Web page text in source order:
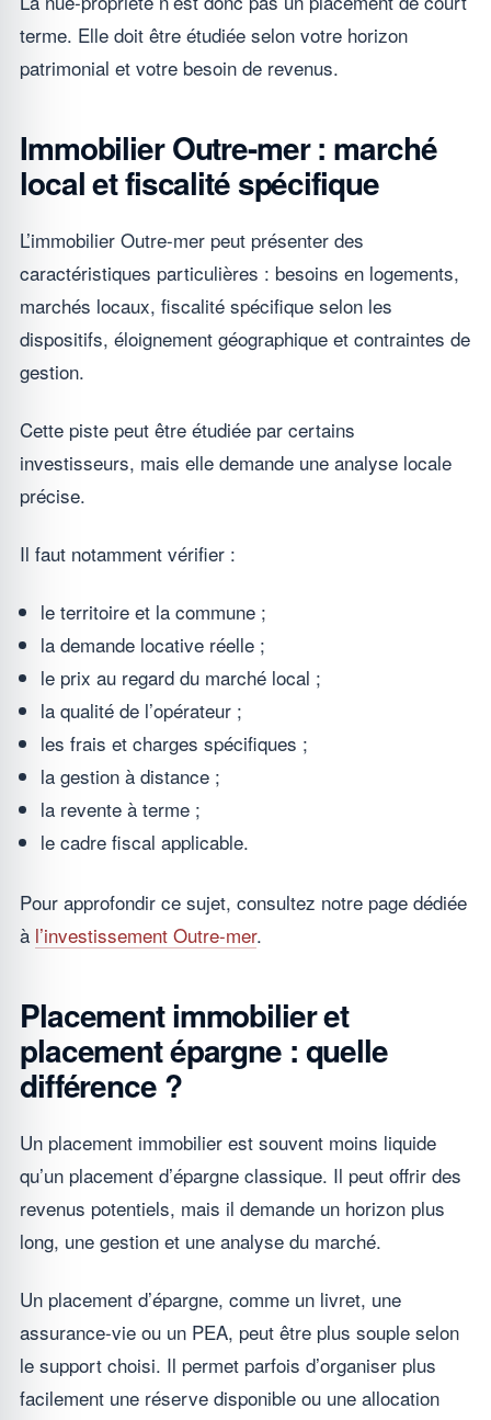
terme. Elle doit être étudiée selon votre horizon
patrimonial et votre besoin de revenus.
Immobilier Outre-mer : marché
local et fiscalité spécifique
L’immobilier Outre-mer peut présenter des
caractéristiques particulières : besoins en logements,
marchés locaux, fiscalité spécifique selon les
dispositifs, éloignement géographique et contraintes de
gestion.
Cette piste peut être étudiée par certains
investisseurs, mais elle demande une analyse locale
précise.
Il faut notamment vérifier :
le territoire et la commune ;
la demande locative réelle ;
le prix au regard du marché local ;
la qualité de l’opérateur ;
les frais et charges spécifiques ;
la gestion à distance ;
la revente à terme ;
le cadre fiscal applicable.
Pour approfondir ce sujet, consultez notre page dédiée
à l’investissement Outre-mer.
Placement immobilier et
placement épargne : quelle
différence ?
Un placement immobilier est souvent moins liquide
qu’un placement d’épargne classique. Il peut offrir des
revenus potentiels, mais il demande un horizon plus
long, une gestion et une analyse du marché.
Un placement d’épargne, comme un livret, une
assurance-vie ou un PEA, peut être plus souple selon
le support choisi. Il permet parfois d’organiser plus
facilement une réserve disponible ou une allocation